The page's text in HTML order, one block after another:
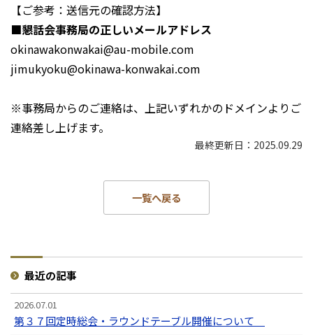
【ご参考：送信元の確認方法】
■懇話会事務局の正しいメールアドレス
okinawakonwakai@au-mobile.com
jimukyoku@okinawa-konwakai.com
※事務局からのご連絡は、上記いずれかのドメインよりご
連絡差し上げます。
最終更新日：2025.09.29
一覧へ戻る
最近の記事
2026.07.01
第３７回定時総会・ラウンドテーブル開催について